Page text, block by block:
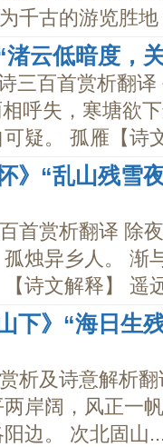
千古的游览胜地
云低暗度，
三百首赏析翻
呼失，寒塘欲
疑。 孤雁【诗
》“乱山残雪
首赏析翻译 除
烛异乡人。 渐
诗文解释】 遥
下》“海日生
析及诗意解析
岸阔，风正一
边。 次北固山